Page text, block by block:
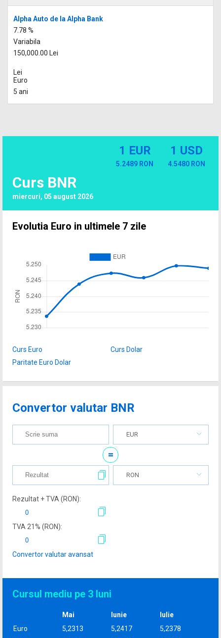
Alpha Auto de la Alpha Bank
7.78 %
Variabila
150,000.00 Lei
Lei
Euro
5 ani
Curs BNR
miercuri, 05 august 2026
1 EUR
5.2489 RON
1 USD
4.5480 RON
Evolutia Euro in ultimele 7 zile
Curs Euro
Curs Dolar
Paritate Euro Dolar
Convertor valutar BNR
EUR
=
RON
Rezultat + TVA (RON):
TVA 21% (RON):
Convertor valutar avansat
Cursul mediu pe 3 luni
Mai Iunie
Iulie
Euro
5,2313 5,2417
5,2378